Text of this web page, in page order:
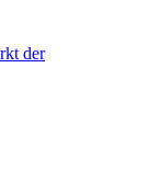
der